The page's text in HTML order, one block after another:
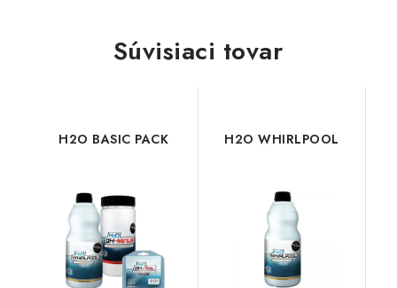
Súvisiaci tovar
H2O BASIC PACK H2O WHIRLPOOL